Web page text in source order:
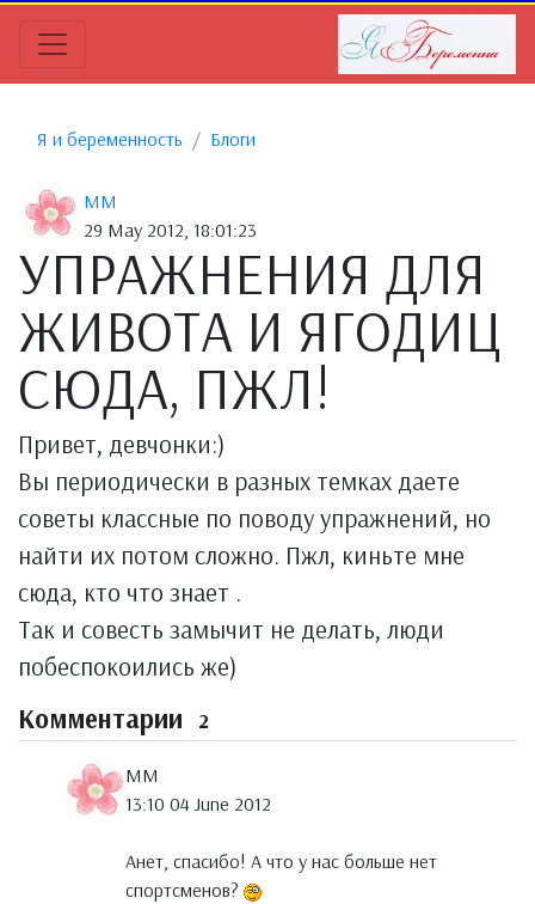
Я и беременность Блоги
MM
29 May 2012, 18:01:23
УПРАЖНЕНИЯ ДЛЯ
ЖИВОТА И ЯГОДИЦ
СЮДА, ПЖЛ!
Привет, девчонки:)
Вы периодически в разных темках даете
советы классные по поводу упражнений, но
найти их потом сложно. Пжл, киньте мне
сюда, кто что знает .
Так и совесть замычит не делать, люди
побеспокоились же)
Комментарии 2
MM
13:10 04 June 2012
Анет, спасибо! А что у нас больше нет
спортсменов?